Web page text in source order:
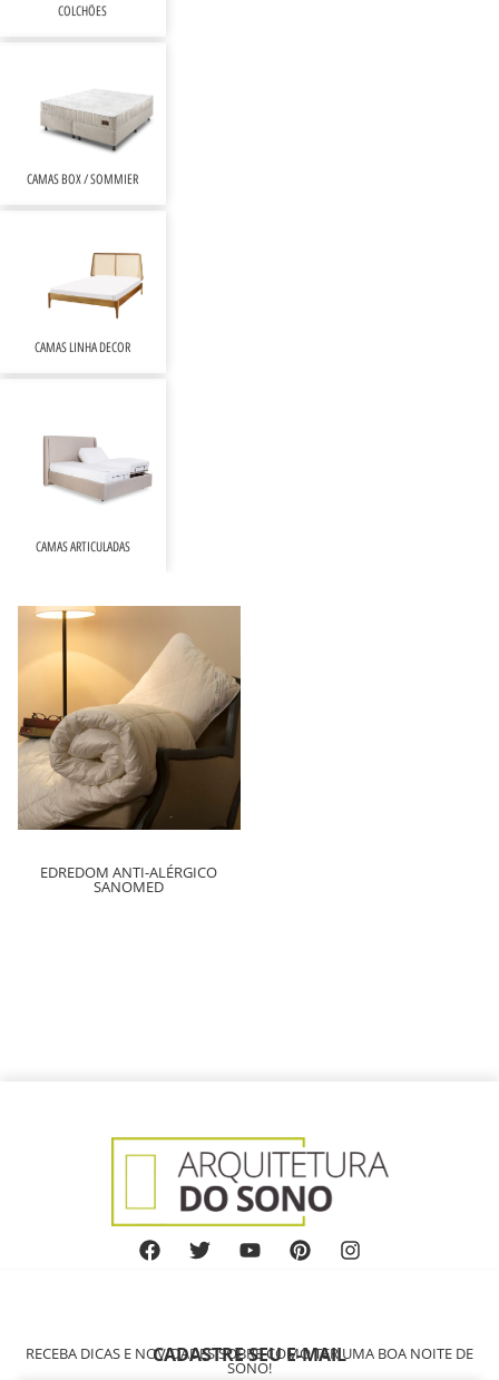
CAMAS ARTICULADAS
CAMAS LINHA DECOR
CAMAS BOX / SOMMIER
COLCHÕES
EDREDOM ANTI-ALÉRGICO
SANOMED
CADASTRE SEU E-MAIL
RECEBA DICAS E NOVIDADES SOBRE COMO TER UMA BOA NOITE DE
SONO!